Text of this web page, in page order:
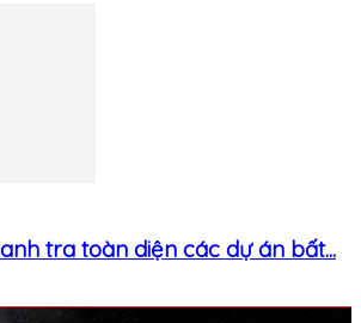
tra toàn diện các dự án bất...